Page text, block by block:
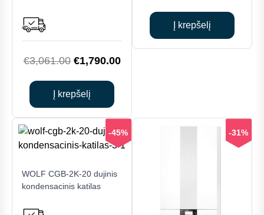
€3,061.00 Original
was:
€3,061.00.
€1,790.00Current
Į krepšelį
was:
€3,209.00.
Į krepšelį
-45%
WOLF CGB-2K-20 dujinis
kondensacinis katilas
-31%